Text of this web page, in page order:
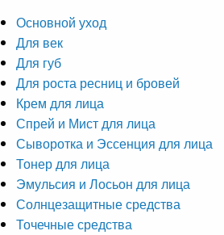
Основной уход
Для век
Для губ
Для роста ресниц и бровей
Крем для лица
Спрей и Мист для лица
Сыворотка и Эссенция для лица
Тонер для лица
Эмульсия и Лосьон для лица
Солнцезащитные средства
Точечные средства